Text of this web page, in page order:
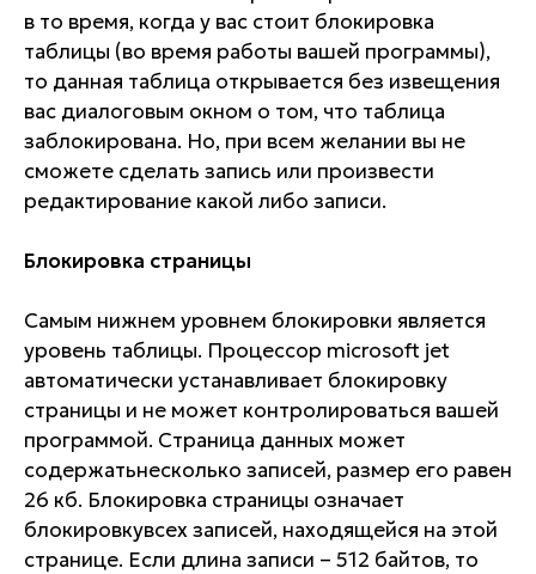
в то время, когда у вас стоит блокировка
таблицы (во время работы вашей программы),
то данная таблица открывается без извещения
вас диалоговым окном о том, что таблица
заблокирована. Но, при всем желании вы не
сможете сделать запись или произвести
редактирование какой либо записи.
Блокировка страницы
Самым нижнем уровнем блокировки является
уровень таблицы. Процессор microsoft jet
автоматически устанавливает блокировку
страницы и не может контролироваться вашей
программой. Страница данных может
содержатьнесколько записей, размер его равен
26 кб. Блокировка страницы означает
блокировкувсех записей, находящейся на этой
странице. Если длина записи – 512 байтов, то